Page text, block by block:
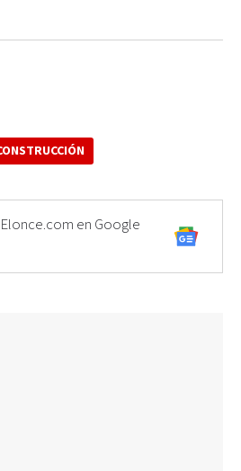
en Google